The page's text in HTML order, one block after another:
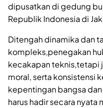
dipusatkan di gedung
Republik Indonesia di
Ditengah dinamika dan
kompleks,penegakan
kecakapan teknis,tetapi
moral, serta konsistensi
kepentingan bangsa
harus hadir secara nyata